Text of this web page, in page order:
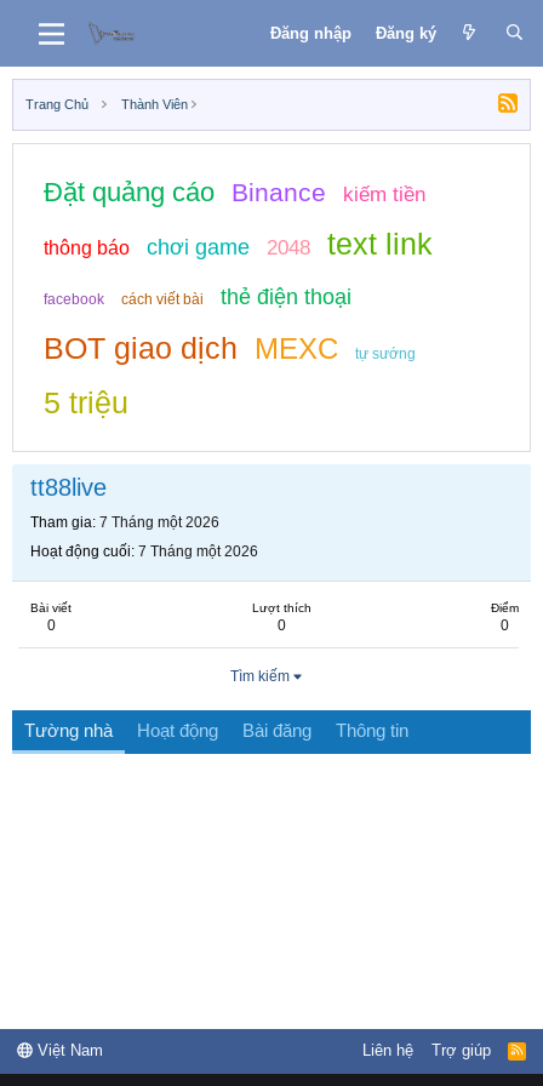
Đăng nhập Đăng ký
Trang Chủ Thành Viên
Đặt quảng cáo Binance kiếm tiền
thông báo chơi game 2048 text link
facebook cách viết bài thẻ điện thoại
BOT giao dịch MEXC tự sướng
5 triệu
tt88live
Tham gia 7 Tháng một 2026
Hoạt động cuối 7 Tháng một 2026
Bài viết
0
Lượt thích
0
Điểm
0
Tìm kiếm
Tường nhà Hoạt động Bài đăng Thông tin
Việt Nam Liên hệ Trợ giúp
R